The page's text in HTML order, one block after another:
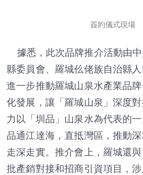
簽約儀式現場
據悉，此次品牌推介活動由
縣委員會、羅城仫佬族自治縣
進一步推動羅城山泉水產業品
化發展，讓「羅城山泉」深度
力以「圳品」山泉水為代表的
品通江達海，直抵灣區，推動
走深走實。推介會上，羅城還
批產銷對接和招商引資項目，涉